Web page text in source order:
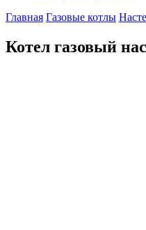
Главная Газовые котлы
Котел газовый